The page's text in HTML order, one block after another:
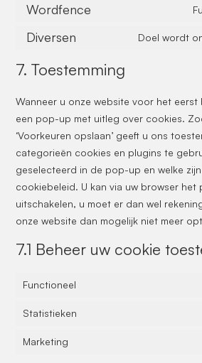
Wordfence
Diversen Doel wordt
7. Toestemming
Wanneer u onze website voor het eerst
een pop-up met uitleg over cookies.
‘Voorkeuren opslaan’ geeft u ons
categorieën cookies en plugins te
geselecteerd in de pop-up en welke
cookiebeleid. U kan via uw browser het
uitschakelen, u moet er dan wel
onze website dan mogelijk niet meer
7.1 Beheer uw cookie
Functioneel
Statistieken
Marketing